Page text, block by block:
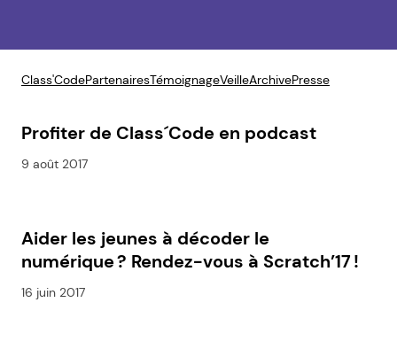
Class'CodePartenairesTémoignageVeilleArchivePresse
Profiter de Class´Code en podcast
9 août 2017
Aider les jeunes à décoder le
numérique ? Rendez-vous à Scratch’17 !
16 juin 2017